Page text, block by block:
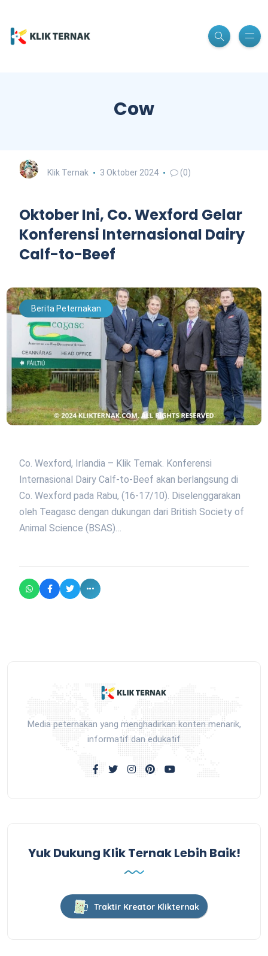
Cow
Klik Ternak 3 Oktober 2024 (0)
Oktober Ini, Co. Wexford Gelar
Konferensi Internasional Dairy
Calf-to-Beef
Berita Peternakan
Co. Wexford, Irlandia – Klik Ternak. Konferensi
Internasional Dairy Calf-to-Beef akan berlangsung di
Co. Wexford pada Rabu, (16-17/10). Diselenggarakan
oleh Teagasc dengan dukungan dari British Society of
Animal Science (BSAS)…
Media peternakan yang menghadirkan konten menarik,
informatif dan edukatif
Yuk Dukung Klik Ternak Lebih Baik!
Traktir Kreator Klikternak